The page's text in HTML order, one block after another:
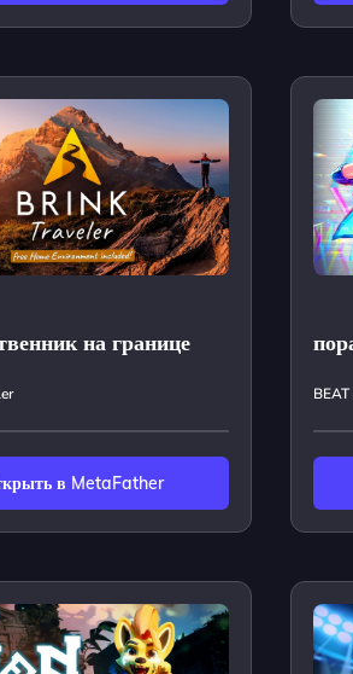
на границе
в MetaFather